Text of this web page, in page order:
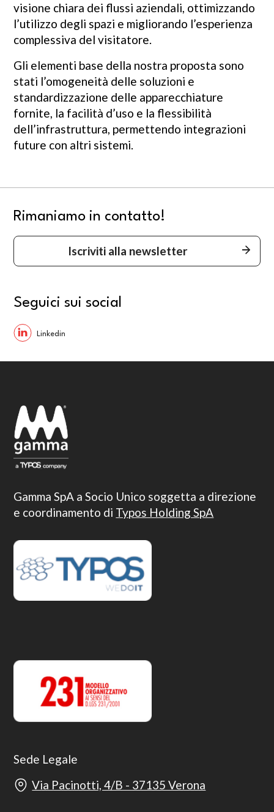
visione chiara dei flussi aziendali, ottimizzando
l’utilizzo degli spazi e migliorando l’esperienza
complessiva del visitatore.
Gli elementi base della nostra proposta sono
stati l’omogeneità delle soluzioni e
standardizzazione delle apparecchiature
fornite, la facilità d’uso e la flessibilità
dell’infrastruttura, permettendo integrazioni
future con altri sistemi.
Rimaniamo in contatto!
Iscriviti alla newsletter
Seguici sui social
Gamma SpA a Socio Unico soggetta a direzione
e coordinamento di Typos Holding SpA
Sede Legale
Via Pacinotti, 4/B - 37135 Verona